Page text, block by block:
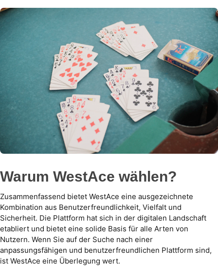
Warum WestAce wählen?
Zusammenfassend bietet WestAce eine ausgezeichnete
Kombination aus Benutzerfreundlichkeit, Vielfalt und
Sicherheit. Die Plattform hat sich in der digitalen Landschaft
etabliert und bietet eine solide Basis für alle Arten von
Nutzern. Wenn Sie auf der Suche nach einer
anpassungsfähigen und benutzerfreundlichen Plattform sind,
ist WestAce eine Überlegung wert.